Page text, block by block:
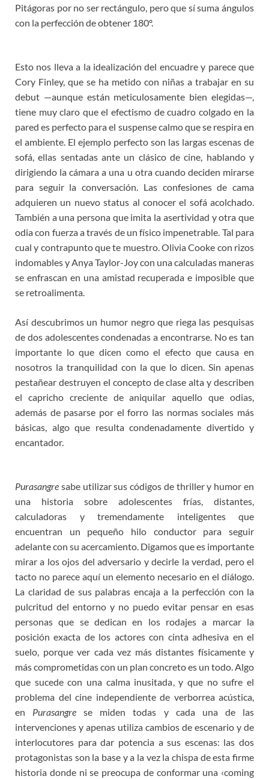
Pitágoras por no ser rectángulo, pero que sí suma ángulos
con la perfección de obtener 180º.
Esto nos lleva a la idealización del encuadre y parece que
Cory Finley, que se ha metido con niñas a trabajar en su
debut —aunque están meticulosamente bien elegidas—,
tiene muy claro que el efectismo de cuadro colgado en la
pared es perfecto para el suspense calmo que se respira en
el ambiente. El ejemplo perfecto son las largas escenas de
sofá, ellas sentadas ante un clásico de cine, hablando y
dirigiendo la cámara a una u otra cuando deciden mirarse
para seguir la conversación. Las confesiones de cama
adquieren un nuevo status al conocer el sofá acolchado.
También a una persona que imita la asertividad y otra que
odia con fuerza a través de un físico impenetrable. Tal para
cual y contrapunto que te muestro. Olivia Cooke con rizos
indomables y Anya Taylor-Joy con una calculadas maneras
se enfrascan en una amistad recuperada e imposible que
se retroalimenta.
Así descubrimos un humor negro que riega las pesquisas
de dos adolescentes condenadas a encontrarse. No es tan
importante lo que dicen como el efecto que causa en
nosotros la tranquilidad con la que lo dicen. Sin apenas
pestañear destruyen el concepto de clase alta y describen
el capricho creciente de aniquilar aquello que odias,
además de pasarse por el forro las normas sociales más
básicas, algo que resulta condenadamente divertido y
encantador.
Purasangre sabe utilizar sus códigos de thriller y humor en
una historia sobre adolescentes frías, distantes,
calculadoras y tremendamente inteligentes que
encuentran un pequeño hilo conductor para seguir
adelante con su acercamiento. Digamos que es importante
mirar a los ojos del adversario y decirle la verdad, pero el
tacto no parece aquí un elemento necesario en el diálogo.
La claridad de sus palabras encaja a la perfección con la
pulcritud del entorno y no puedo evitar pensar en esas
personas que se dedican en los rodajes a marcar la
posición exacta de los actores con cinta adhesiva en el
suelo, porque ver cada vez más distantes físicamente y
más comprometidas con un plan concreto es un todo. Algo
que sucede con una calma inusitada, y que no sufre el
problema del cine independiente de verborrea acústica,
en Purasangre se miden todas y cada una de las
intervenciones y apenas utiliza cambios de escenario y de
interlocutores para dar potencia a sus escenas: las dos
protagonistas son la base y a la vez la chispa de esta firme
historia donde ni se preocupa de conformar una ‹coming